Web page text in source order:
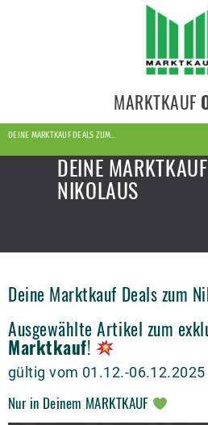
MARKTKAUF
DEINE MARKTKAUF DEALS ZUM…
DEINE
NIKOLAUS
Deine Marktkauf Deals zum
Ausgewählte Artikel zum
Marktkauf!
gültig vom 01.12.-06.12.2025
Nur in Deinem MARKTKAUF